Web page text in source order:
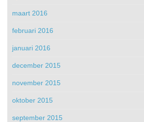
maart 2016
februari 2016
januari 2016
december 2015
november 2015
oktober 2015
september 2015